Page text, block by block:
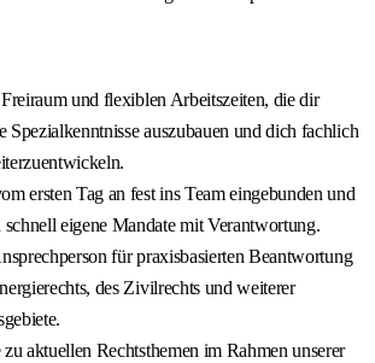
und flexiblen Arbeitszeiten, die dir
Spezialkenntnisse auszubauen und dich fachlich
ersten Tag an fest ins Team eingebunden und
eigene Mandate mit Verantwortung.
für praxisbasierten Beantwortung
des Zivilrechts und weiterer
aktuellen Rechtsthemen im Rahmen unserer